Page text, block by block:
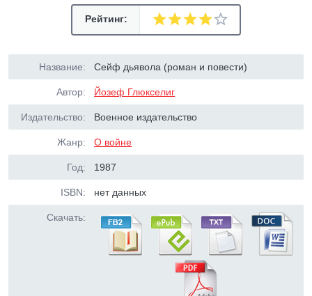
Рейтинг:
Название: Сейф дьявола (роман и повести)
Автор: Йозеф Глюкселиг
Издательство: Военное издательство
Жанр: О войне
Год: 1987
ISBN: нет данных
Скачать: